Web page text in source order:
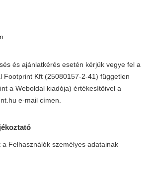
és ajánlatkérés esetén kérjük vegye fel a
Footprint Kft (25080157-2-41) független
a Weboldal kiadója) értékesítőivel a
e-mail címen.
a Felhasználók személyes adatainak